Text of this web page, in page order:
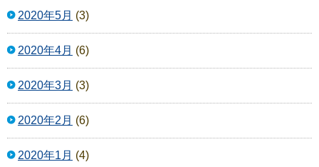
2020年5月 (3)
2020年4月 (6)
2020年3月 (3)
2020年2月 (6)
2020年1月 (4)